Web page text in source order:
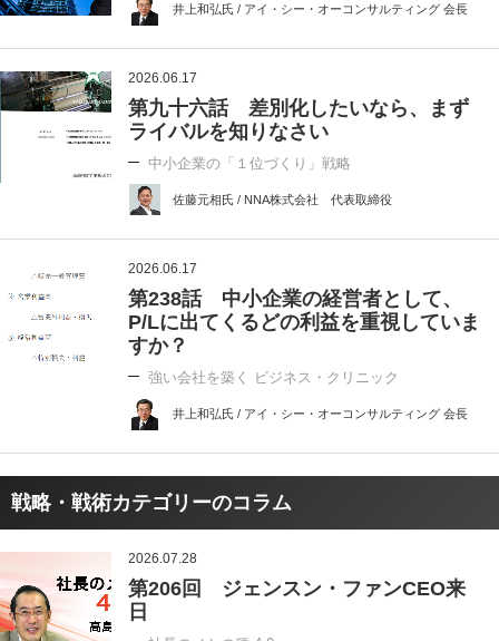
井上和弘氏 / アイ・シー・オーコンサルティング 会長
2026.06.17
第九十六話 差別化したいなら、まず
ライバルを知りなさい
中小企業の「１位づくり」戦略
佐藤元相氏 / NNA株式会社 代表取締役
2026.06.17
第238話 中小企業の経営者として、
P/Lに出てくるどの利益を重視していま
すか？
強い会社を築く ビジネス・クリニック
井上和弘氏 / アイ・シー・オーコンサルティング 会長
戦略・戦術カテゴリーのコラム
2026.07.28
第206回 ジェンスン・ファンCEO来
日